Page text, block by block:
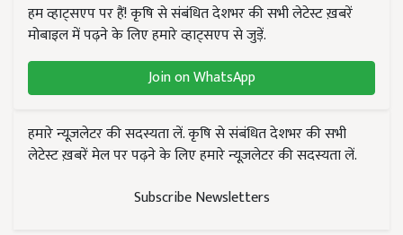
हम व्हाट्सएप पर हैं! कृषि से संबंधित देशभर की सभी लेटेस्ट ख़बरें
मोबाइल में पढ़ने के लिए हमारे व्हाट्सएप से जुड़ें.
Join on WhatsApp
हमारे न्यूज़लेटर की सदस्यता लें. कृषि से संबंधित देशभर की सभी
लेटेस्ट ख़बरें मेल पर पढ़ने के लिए हमारे न्यूज़लेटर की सदस्यता लें.
Subscribe Newsletters